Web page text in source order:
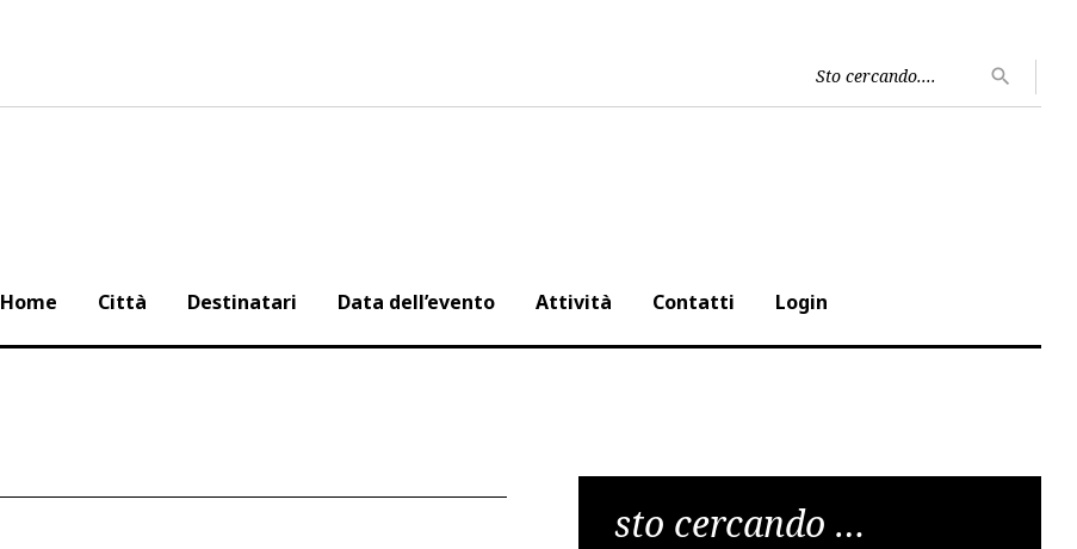
per:
search
Home Città Destinatari Data dell’evento Attività Contatti Login
sto cercando …